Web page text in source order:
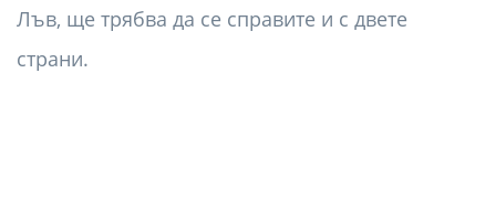
Лъв, ще трябва да се справите и с двете
страни.